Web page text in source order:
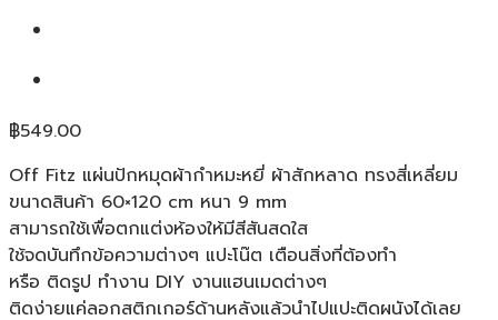
฿549.00
Off Fitz แผ่นปักหมุดผ้ากำหมะหยี่ ผ้าสักหลาด ทรงสี่เหลี่ยม
ขนาดสินค้า 60×120 cm หนา 9 mm
สามารถใช้เพื่อตกแต่งห้องให้มีสีสันสดใส
ใช้จดบันทึกข้อความต่างๆ แปะโน๊ต เตือนสิ่งที่ต้องทำ
หรือ ติดรูป ทำงาน DIY งานแฮนเมดต่างๆ
ติดง่ายแค่ลอกสติกเกอร์ด้านหลังแล้วนำไปแปะติดผนังได้เลย